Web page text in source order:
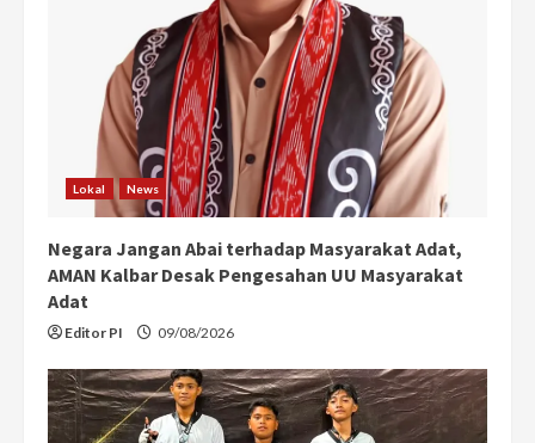
n
g
Lokal News
Negara Jangan Abai terhadap Masyarakat Adat,
AMAN Kalbar Desak Pengesahan UU Masyarakat
Adat
Editor PI 09/08/2026